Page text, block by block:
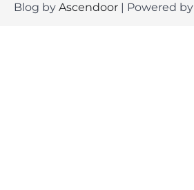
Blog by Ascendoor | Powered by